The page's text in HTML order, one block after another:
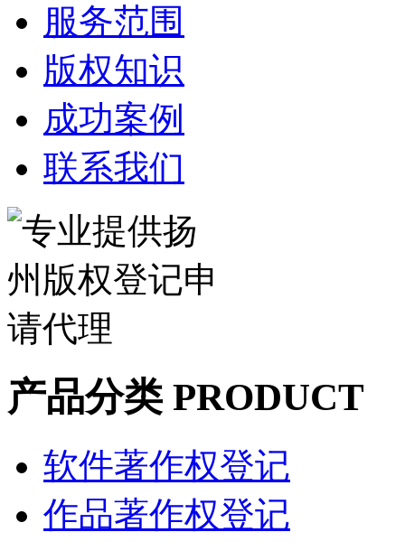
服务范围
版权知识
成功案例
联系我们
产品分类 PRODUCT
软件著作权登记
作品著作权登记